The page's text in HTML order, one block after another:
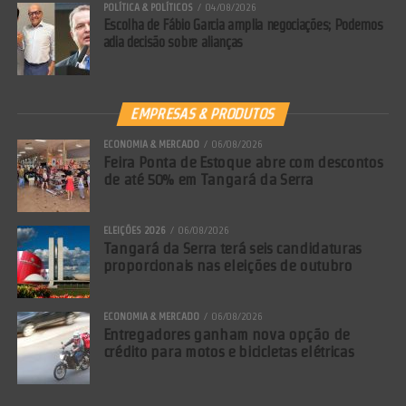
POLÍTICA & POLÍTICOS 04/08/2026
Escolha de Fábio Garcia amplia negociações; Podemos
adia decisão sobre alianças
EMPRESAS & PRODUTOS
ECONOMIA & MERCADO 06/08/2026
Feira Ponta de Estoque abre com descontos
de até 50% em Tangará da Serra
ELEIÇÕES 2026 06/08/2026
Tangará da Serra terá seis candidaturas
proporcionais nas eleições de outubro
ECONOMIA & MERCADO 06/08/2026
Entregadores ganham nova opção de
crédito para motos e bicicletas elétricas